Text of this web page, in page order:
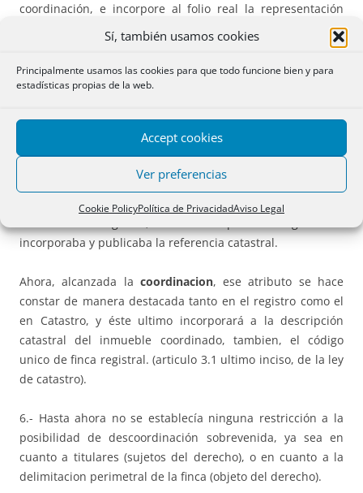
Sí, también usamos cookies
Principalmente usamos las cookies para que todo funcione bien y para
estadísticas propias de la web.
Accept cookies
Ver preferencias
Cookie PolicyPolítica de PrivacidadAviso Legal
coordinación, e incorpore al folio real la representación
gráfica catastral” Art 10.3.b párrafo tercero).
.- A partir de ese momento, el registro ya no dará
publicidad de la base gráfica inscrita no catastral, sino de
la coordinacion plena entre catastro y registro, el Catastro
no informaba de ello, ni incorporaba a su base de datos el
incorporaba y publicaba la referencia catastral.
Ahora, alcanzada la coordinacion, ese atributo se hace
constar de manera destacada tanto en el registro como el
en Catastro, y éste ultimo incorporará a la descripción
catastral del inmueble coordinado, tambien, el código
unico de finca registral. (articulo 3.1 ultimo inciso, de la ley
de catastro).
6.- Hasta ahora no se establecía ninguna restricción a la
posibilidad de descoordinación sobrevenida, ya sea en
cuanto a titulares (sujetos del derecho), o en cuanto a la
delimitacion perimetral de la finca (objeto del derecho).